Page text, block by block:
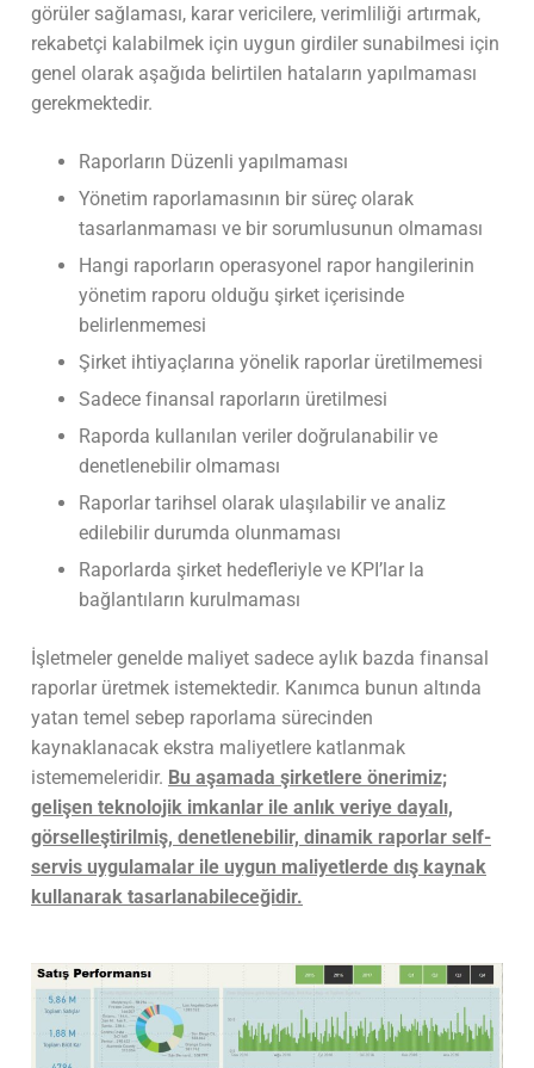
görüler sağlaması, karar vericilere, verimliliği artırmak,
rekabetçi kalabilmek için uygun girdiler sunabilmesi için
genel olarak aşağıda belirtilen hataların yapılmaması
gerekmektedir.
Raporların Düzenli yapılmaması
Yönetim raporlamasının bir süreç olarak
tasarlanmaması ve bir sorumlusunun olmaması
Hangi raporların operasyonel rapor hangilerinin
yönetim raporu olduğu şirket içerisinde
belirlenmemesi
Şirket ihtiyaçlarına yönelik raporlar üretilmemesi
Sadece finansal raporların üretilmesi
Raporda kullanılan veriler doğrulanabilir ve
denetlenebilir olmaması
Raporlar tarihsel olarak ulaşılabilir ve analiz
edilebilir durumda olunmaması
Raporlarda şirket hedefleriyle ve KPI’lar la
bağlantıların kurulmaması
İşletmeler genelde maliyet sadece aylık bazda finansal
raporlar üretmek istemektedir. Kanımca bunun altında
yatan temel sebep raporlama sürecinden
kaynaklanacak ekstra maliyetlere katlanmak
istememeleridir. Bu aşamada şirketlere önerimiz;
gelişen teknolojik imkanlar ile anlık veriye dayalı,
görselleştirilmiş, denetlenebilir, dinamik raporlar self-
servis uygulamalar ile uygun maliyetlerde dış kaynak
kullanarak tasarlanabileceğidir.